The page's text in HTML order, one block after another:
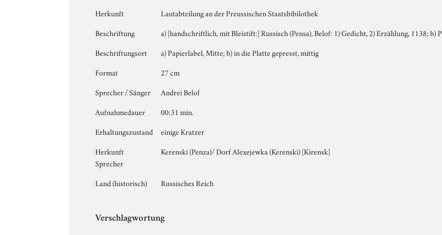
Herkunft
Lautabteilung an der Preussischen Staatsbibilothek
Beschriftung
a) [handschriftlich, mit Bleistift:] Russisch (Pensa), Belof: 1) Gedicht, 2) Erzählung, 1138; b)
Beschriftungsort
a) Papierlabel, Mitte; b) in die Platte gepresst, mittig
Format
27 cm
Sprecher / Sänger
Andrei Belof
Aufnahmedauer
00:31 min.
Erhaltungszustand
einige Kratzer
Herkunft
Sprecher
Kerenski (Penza)/ Dorf Alexejewka (Kerenski) [Kirensk]
Land (historisch) Russisches Reich
Verschlagwortung